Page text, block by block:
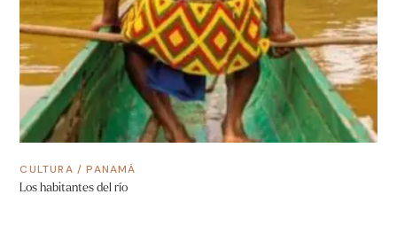
CULTURA /PANAMÁ
Los habitantes del río